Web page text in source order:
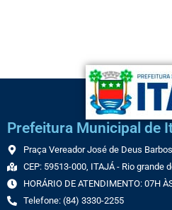
Prefeitura Municipal de
Praça Vereador José de Deus
CEP: 59513-000, ITAJÁ - Rio grande
HORÁRIO DE ATENDIMENTO: 07H
Telefone: (84) 3330-2255